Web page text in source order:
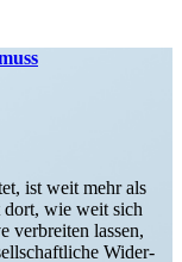
ist weit mehr als
dort, wie weit sich
verbreiten lassen,
Wider­